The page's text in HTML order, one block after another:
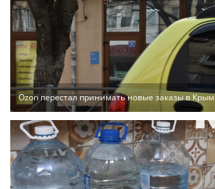
Ozon перестал принимать новые заказы в Крым